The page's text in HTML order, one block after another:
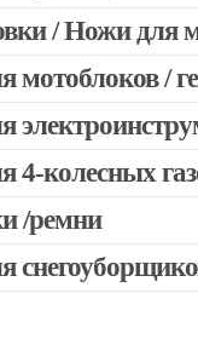
Китайских триммеров
мотокос Stihl /
/ Ножи для
мотоблоков /
для
переключатели
УШМ (болгарок)
4-колесных
/ремни